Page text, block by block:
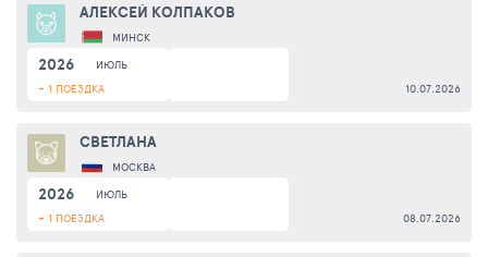
АЛЕКСЕЙ КОЛПАКОВ
МИНСК
2026
ИЮЛЬ
+ 1 ПОЕЗДКА
10.07.2026
СВЕТЛАНА
МОСКВА
2026
ИЮЛЬ
+ 1 ПОЕЗДКА
08.07.2026